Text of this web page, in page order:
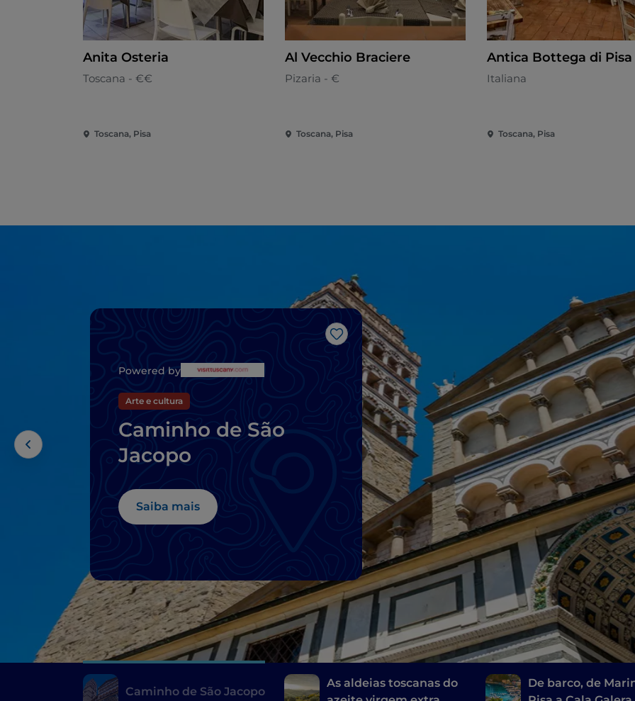
Anita Osteria
Toscana - €€
Toscana, Pisa
Al Vecchio Braciere
Pizaria - €
Toscana, Pisa
Antica Bottega di Pisa
Italiana
Toscana, Pisa
Gosto
Powered by
Arte e cultura
Caminho de São
Jacopo
Saiba mais
Caminho de São Jacopo
As aldeias toscanas do
De barco, de